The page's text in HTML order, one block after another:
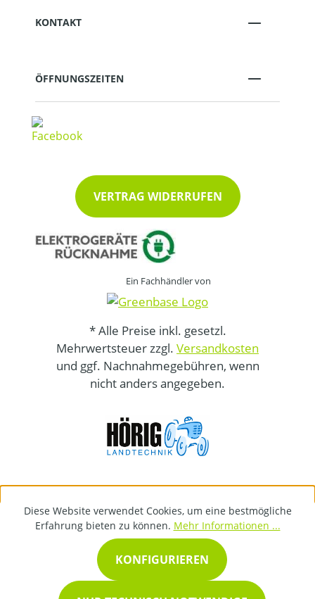
KONTAKT
ÖFFNUNGSZEITEN
VERTRAG WIDERRUFEN
Ein Fachhändler von
* Alle Preise inkl. gesetzl.
Mehrwertsteuer zzgl. Versandkosten
und ggf. Nachnahmegebühren, wenn
nicht anders angegeben.
Diese Website verwendet Cookies, um eine bestmögliche
Erfahrung bieten zu können. Mehr Informationen ...
KONFIGURIEREN